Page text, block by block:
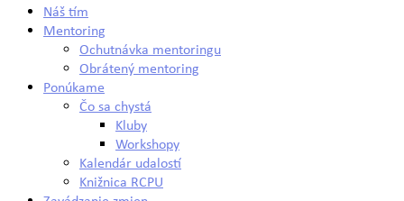
Náš tím
Mentoring
Ochutnávka mentoringu
Obrátený mentoring
Ponúkame
Čo sa chystá
Kluby
Workshopy
Kalendár udalostí
Knižnica RCPU